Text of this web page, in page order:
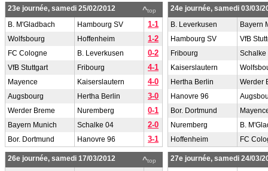
^top
23e journée, samedi 25/02/2012
B. M'Gladbach
Hambourg SV 1-1
Wolfsbourg Hoffenheim 1-2
FC Cologne B. Leverkusen 0-2
VfB Stuttgart Fribourg 4-1
Mayence Kaiserslautern 4-0
Augsbourg Hertha Berlin 3-0
Werder Breme Nuremberg 0-1
Bayern Munich Schalke 04 2-0
Bor. Dortmund Hanovre 96 3-1
24e journée, samedi 03/03/
B. Leverkusen
Bayern
Hambourg SV
VfB
Fribourg
Schalke
Kaiserslautern
Hertha Berlin
Werder
Hanovre 96
Bor. Dortmund
Nuremberg
B.
Hoffenheim
FC
^top
26e journée, samedi 17/03/2012
27e journée, samedi 24/03/